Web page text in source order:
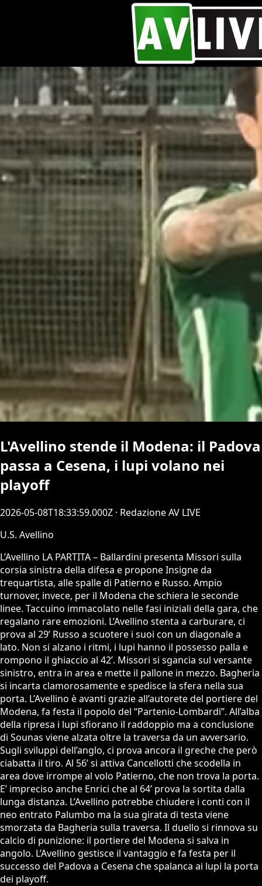
L'Avellino stende il Modena: il Padova
passa a Cesena, i lupi volano nei
playoff
2026-05-08T18:33:59.000Z · Redazione AV LIVE
U.S. Avellino
L’Avellino LA PARTITA – Ballardini presenta Missori sulla
corsia sinistra della difesa e propone Insigne da
trequartista, alle spalle di Patierno e Russo. Ampio
turnover, invece, per il Modena che schiera le seconde
linee. Taccuino immacolato nelle fasi iniziali della gara, che
regalano rare emozioni. L’Avellino stenta a carburare, ci
prova al 29’ Russo a scuotere i suoi con un diagonale a
lato. Non si alzano i ritmi, i lupi hanno il possesso palla e
rompono il ghiaccio al 42’. Missori si sgancia sul versante
sinistro, entra in area e mette il pallone in mezzo. Bagheria
si incarta clamorosamente e spedisce la sfera nella sua
porta. L’Avellino è avanti grazie all’autorete del portiere del
Modena, fa festa il popolo del “Partenio-Lombardi”. All’alba
della ripresa i lupi sfiorano il raddoppio ma a conclusione
di Sounas viene alzata oltre la traversa da un avversario.
Sugli sviluppi dell’anglo, ci prova ancora il greche che però
ciabatta il tiro. Al 56’ si attiva Cancellotti che scodella in
area dove irrompe al volo Patierno, che non trova la porta.
E’ impreciso anche Enrici che al 64’ prova la sortita dalla
lunga distanza. L’Avellino potrebbe chiudere i conti con il
neo entrato Palumbo ma la sua girata di testa viene
smorzata da Bagheria sulla traversa. Il duello si rinnova su
calcio di punizione: il portiere del Modena si salva in
angolo. L’Avellino gestisce il vantaggio e fa festa per il
successo del Padova a Cesena che spalanca ai lupi la porta
dei playoff.